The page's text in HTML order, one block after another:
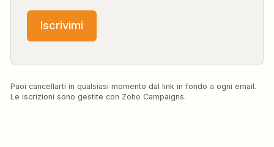
Iscrivimi
Puoi cancellarti in qualsiasi momento dal link in fondo a ogni email.
Le iscrizioni sono gestite con Zoho Campaigns.